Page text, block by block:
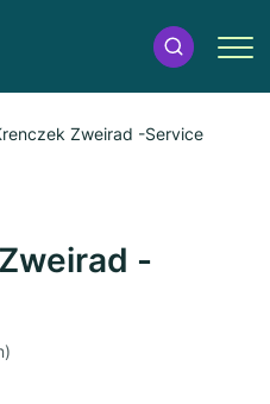
Zweirad -Service
-